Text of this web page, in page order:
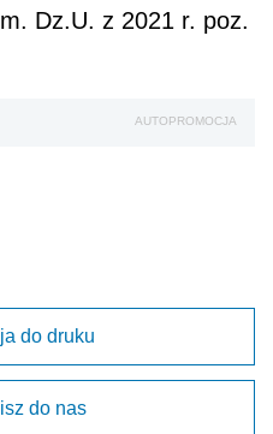
Dz.U. z 2021 r. poz.
AUTOPROMOCJA
do druku
do nas